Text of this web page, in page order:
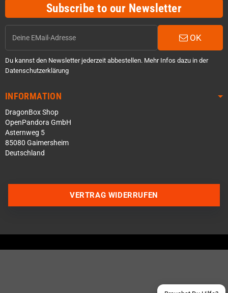
Subscribe to our Newsletter
OK
Du kannst den Newsletter jederzeit abbestellen. Mehr Infos dazu in der
Datenschutzerklärung
INFORMATION
DragonBox Shop
OpenPandora GmbH
Asternweg 5
85080 Gaimersheim
Deutschland
Über WhatsApp schreiben
Schick uns eine eMail
VERTRAG WIDERRUFEN